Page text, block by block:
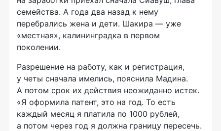
семейства. А года два назад к нему
перебрались жена и дети. Шакира — уже
«местная», калининградка в первом
поколении.
Разрешение на работу, как и регистрация,
у четы сначала имелись, пояснила Мадина.
А потом срок их действия неожиданно истек.
«Я оформила патент, это на год. То есть
каждый месяц я платила по 1000 рублей,
а потом через год я должна границу пересечь.